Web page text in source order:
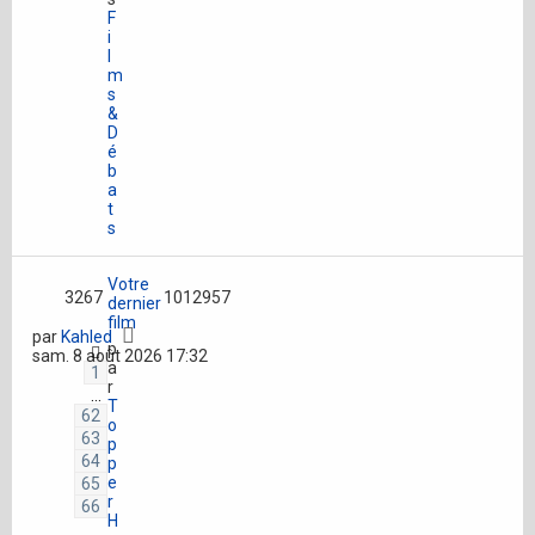
F
i
m
s
&
D
é
b
a
t
s
Votre
dernier
film
p
a
r
T
o
p
p
e
r
H
1
…
62
63
64
65
66
3267 1012957
par Kahled
sam. 8 août 2026 17:32